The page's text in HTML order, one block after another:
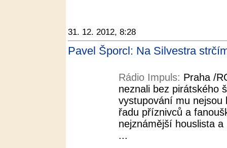
31. 12. 2012, 8:28
Pavel Šporcl: Na Silvestra
Rádio Impuls: Praha /
neznali bez pirátského
vystupování mu
řadu příznivců a
nejznámější houslista
...